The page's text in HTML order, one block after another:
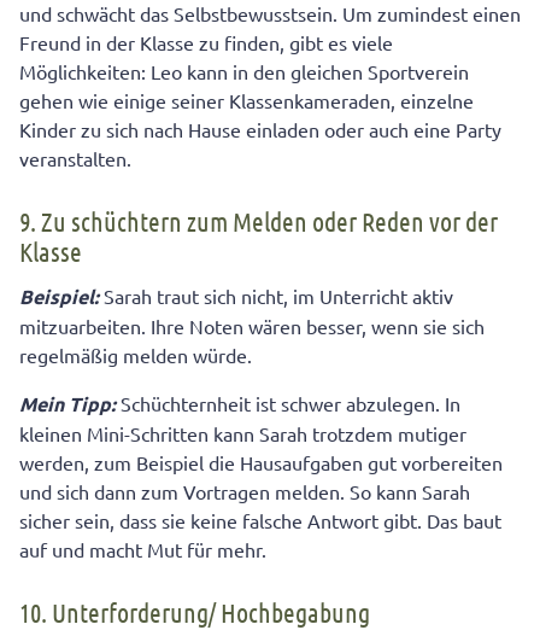
und schwächt das Selbstbewusstsein. Um zumindest einen
Freund in der Klasse zu finden, gibt es viele
Möglichkeiten: Leo kann in den gleichen Sportverein
gehen wie einige seiner Klassenkameraden, einzelne
Kinder zu sich nach Hause einladen oder auch eine Party
veranstalten.
9. Zu schüchtern zum Melden oder Reden vor der
Klasse
Beispiel:Sarah traut sich nicht, im Unterricht aktiv
mitzuarbeiten. Ihre Noten wären besser, wenn sie sich
regelmäßig melden würde.
Mein Tipp:Schüchternheit ist schwer abzulegen. In
kleinen Mini-Schritten kann Sarah trotzdem mutiger
werden, zum Beispiel die Hausaufgaben gut vorbereiten
und sich dann zum Vortragen melden. So kann Sarah
sicher sein, dass sie keine falsche Antwort gibt. Das baut
auf und macht Mut für mehr.
10. Unterforderung/ Hochbegabung